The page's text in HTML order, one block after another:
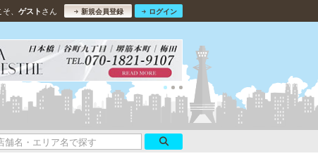
、 ゲスト さん 新規会員登録 ログイン